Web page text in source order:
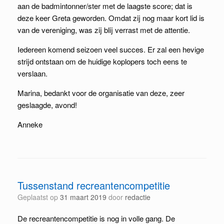
aan de badmintonner/ster met de laagste score; dat is
deze keer Greta geworden. Omdat zij nog maar kort lid is
van de vereniging, was zij blij verrast met de attentie.
Iedereen komend seizoen veel succes. Er zal een hevige
strijd ontstaan om de huidige koplopers toch eens te
verslaan.
Marina, bedankt voor de organisatie van deze, zeer
geslaagde, avond!
Anneke
Tussenstand recreantencompetitie
Geplaatst op 31 maart 2019 door redactie
De recreantencompetitie is nog in volle gang. De